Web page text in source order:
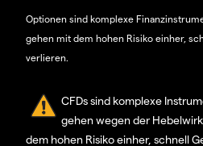
Optionen sind komplexe
gehen mit dem hohen Risiko einher,
verlieren.
CFDs sind komplexe
gehen wegen der
dem hohen Risiko einher, schnell